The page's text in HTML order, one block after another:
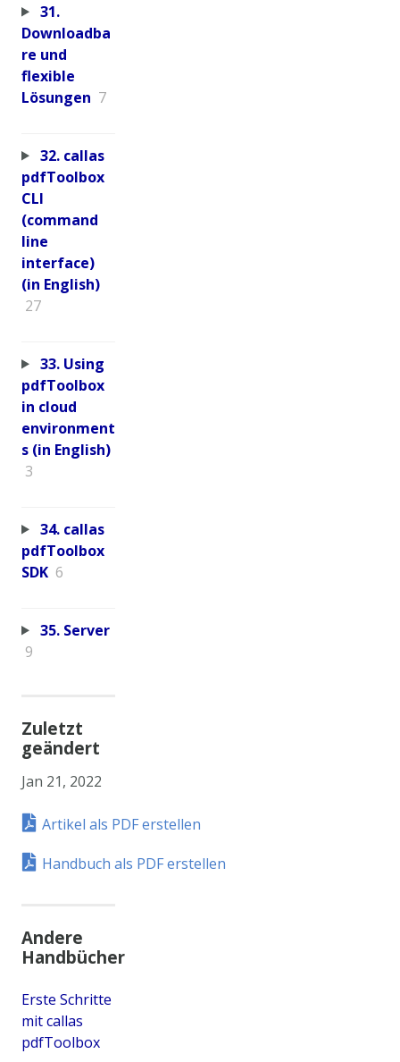
31.
Downloadba
re und
flexible
Lösungen 7
32. callas
pdfToolbox
CLI
(command
line
interface)
(in English)
27
33. Using
pdfToolbox
in cloud
environment
s (in English)
3
34. callas
pdfToolbox
SDK 6
35. Server
9
Zuletzt
geändert
Jan 21, 2022
Artikel als PDF erstellen
Handbuch als PDF erstellen
Andere
Handbücher
Erste Schritte
mit callas
pdfToolbox